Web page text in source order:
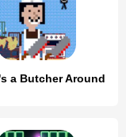
a Butcher Around